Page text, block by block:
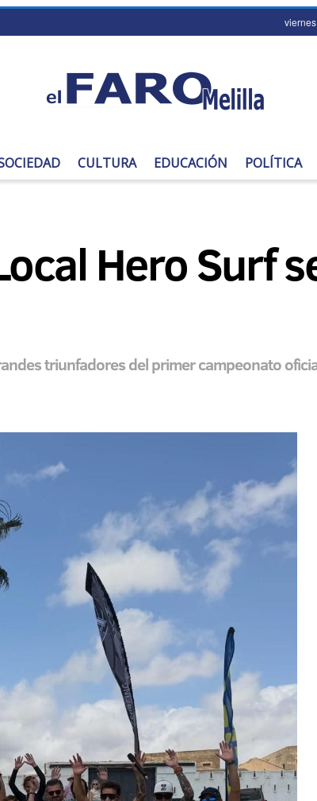
CULTURA EDUCACIÓN POLÍTICA
Hero Surf
triunfadores del primer campeonato